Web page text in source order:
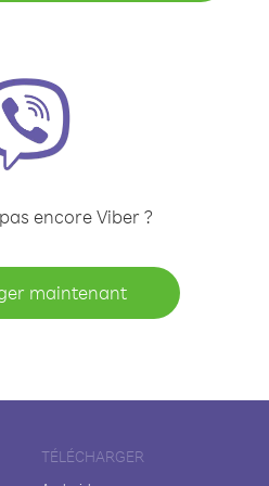
encore Viber ?
maintenant
TÉLÉCHARGER